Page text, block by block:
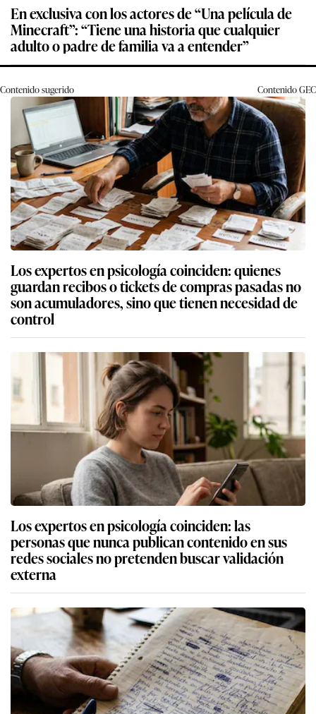
En exclusiva con los actores de “Una película de
Minecraft”: “Tiene una historia que cualquier
adulto o padre de familia va a entender”
Contenido sugerido ContenidoGEC
Los expertos en psicología coinciden: quienes
guardan recibos o tickets de compras pasadas no
son acumuladores, sino que tienen necesidad de
control
Los expertos en psicología coinciden: las
personas que nunca publican contenido en sus
redes sociales no pretenden buscar validación
externa